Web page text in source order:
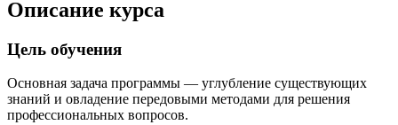
Описание курса
Цель обучения
Основная задача программы — углубление существующих
знаний и овладение передовыми методами для решения
профессиональных вопросов.